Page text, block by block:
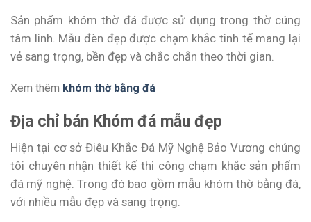
Sản phẩm khóm thờ đá được sử dụng trong thờ cúng
tâm linh. Mẫu đèn đẹp được chạm khắc tinh tế mang lại
vẻ sang trọng, bền đẹp và chắc chắn theo thời gian.
Xem thêm khóm thờ bằng đá
Địa chỉ bán Khóm đá mẫu đẹp
Hiện tại cơ sở Điêu Khắc Đá Mỹ Nghệ Bảo Vương chúng
tôi chuyên nhận thiết kế thi công chạm khắc sản phẩm
đá mỹ nghệ. Trong đó bao gồm mẫu khóm thờ bằng đá,
với nhiều mẫu đẹp và sang trọng.